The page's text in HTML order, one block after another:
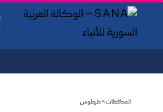
المحافظات>طرطوس